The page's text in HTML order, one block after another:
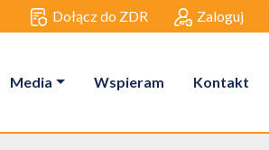
Dołącz do ZDR Zaloguj
Media Wspieram Kontakt